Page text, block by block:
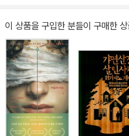
도 적지 않았다. 요즘 시대에 이토록 다
스터리 작가가 또 있을까? 일본의 저명한 서평가 스기에 마쓰코이
(杉江松恋)가 ‘2017년 일본 미스터리
기시 유스케의 신작 『미스터리 클락』이
수수께끼 풀이에 중점을 둔 본격 추리소
뒤를 이어 에노모토 케이와 아오토 준코
수 있는 작품이다. 그는 이번 작품에서
큰 벽이자 난제인 ‘밀실트릭’에 도전했다. 1841년 에드거 앨런 포
이 상품을 구입한 분들이 구매한